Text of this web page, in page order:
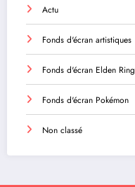
Actu
Fonds d'écran artistiques
Fonds d'écran Elden Ring
Fonds d'écran Pokémon
Non classé